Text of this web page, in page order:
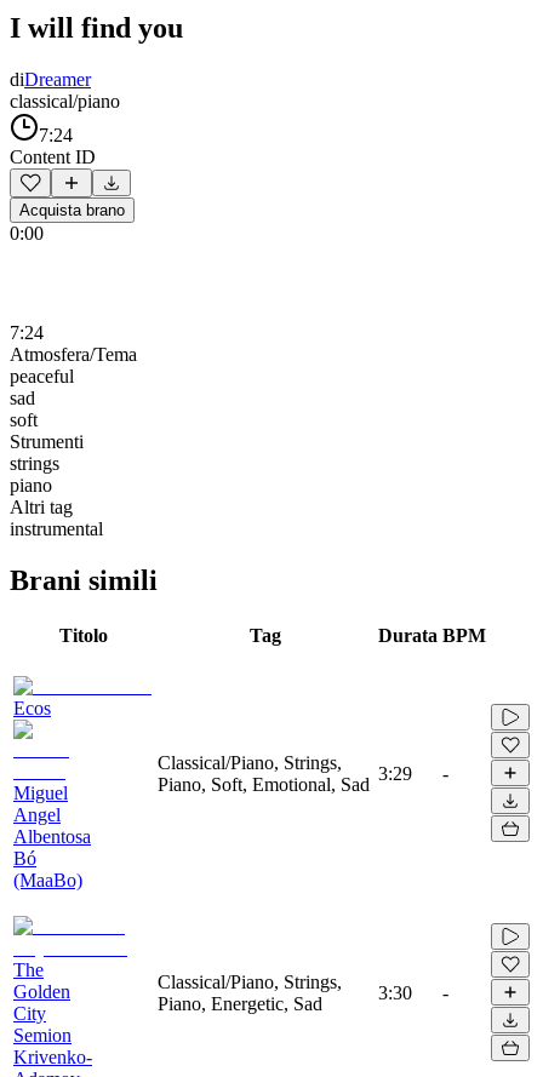
I will find you
diDreamer
classical/piano
7:24
Content ID
Acquista brano
0:00
7:24
Atmosfera/Tema
peaceful
sad
soft
Strumenti
strings
piano
Altri tag
instrumental
Brani simili
Titolo Tag Durata BPM
Ecos
Miguel
Angel
Albentosa
Bó
(MaaBo)
Classical/Piano, Strings,
Piano, Soft, Emotional, Sad
3:29 -
The
Golden
City
Semion
Krivenko-
Classical/Piano, Strings,
Piano, Energetic, Sad
3:30 -